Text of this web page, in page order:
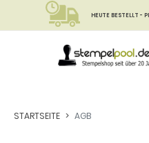
HEUTE BESTELLT -
STARTSEITE AGB